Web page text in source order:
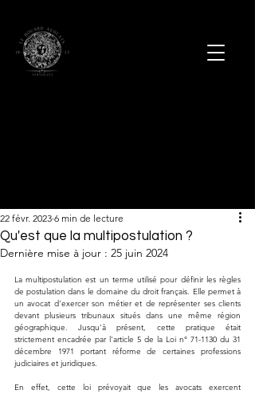
Qu'est que la multipostulation ?
22 févr. 2023 6 min de lecture
Dernière mise à jour : 25 juin 2024
La multipostulation est un terme utilisé pour définir les règles
de postulation dans le domaine du droit français. Elle permet à
un avocat d'exercer son métier et de représenter ses clients
devant plusieurs tribunaux situés dans une même région
géographique. Jusqu'à présent, cette pratique était
strictement encadrée par l'article 5 de la Loi n° 71-1130 du 31
décembre 1971 portant réforme de certaines professions
judiciaires et juridiques.
En effet, cette loi prévoyait que les avocats exercent